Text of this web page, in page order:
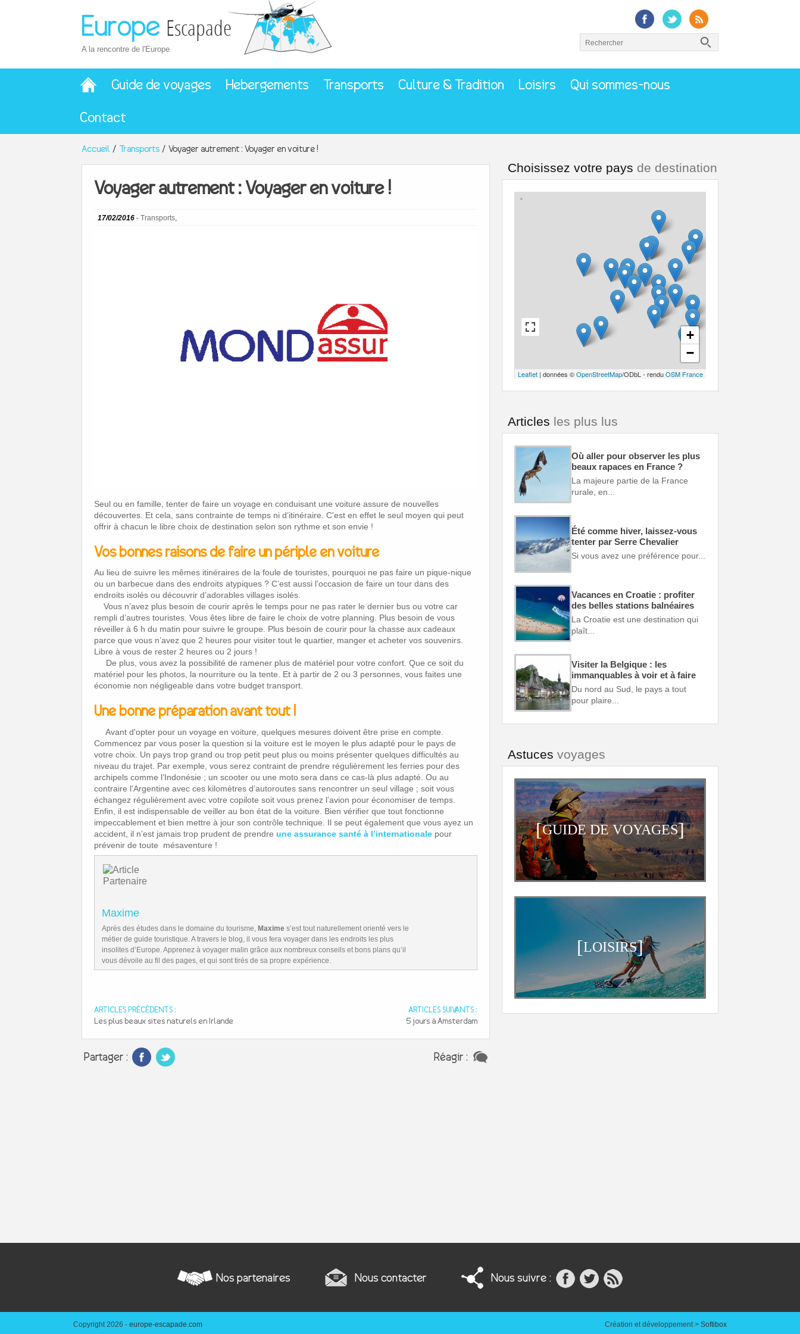
Europe Escapade
A la rencontre de l'Europe
Guide de voyages Hebergements Transports Culture & Tradition Loisirs Qui sommes-nous
Contact
Accueil Transports Voyager autrement : Voyager en voiture !
Voyager autrement : Voyager en voiture !
17/02/2016 - Transports
Seul ou en famille, tenter de faire un voyage en conduisant une voiture assure de nouvelles
découvertes. Et cela, sans contrainte de temps ni d’itinéraire. C'est en effet le seul moyen qui peut
offrir à chacun le libre choix de destination selon son rythme et son envie !
Vos bonnes raisons de faire un périple en voiture
Au lieu de suivre les mêmes itinéraires de la foule de touristes, pourquoi ne pas faire un pique-nique
ou un barbecue dans des endroits atypiques ? C’est aussi l’occasion de faire un tour dans des
endroits isolés ou découvrir d’adorables villages isolés.
Vous n’avez plus besoin de courir après le temps pour ne pas rater le dernier bus ou votre car
rempli d’autres touristes. Vous êtes libre de faire le choix de votre planning. Plus besoin de vous
réveiller à 6 h du matin pour suivre le groupe. Plus besoin de courir pour la chasse aux cadeaux
parce que vous n’avez que 2 heures pour visiter tout le quartier, manger et acheter vos souvenirs.
Libre à vous de rester 2 heures ou 2 jours !
De plus, vous avez la possibilité de ramener plus de matériel pour votre confort. Que ce soit du
matériel pour les photos, la nourriture ou la tente. Et à partir de 2 ou 3 personnes, vous faites une
économie non négligeable dans votre budget transport.
Une bonne préparation avant tout !
Avant d'opter pour un voyage en voiture, quelques mesures doivent être prise en compte.
Commencez par vous poser la question si la voiture est le moyen le plus adapté pour le pays de
votre choix. Un pays trop grand ou trop petit peut plus ou moins présenter quelques difficultés au
niveau du trajet. Par exemple, vous serez contraint de prendre régulièrement les ferries pour des
archipels comme l’Indonésie ; un scooter ou une moto sera dans ce cas-là plus adapté. Ou au
contraire l’Argentine avec ces kilomètres d’autoroutes sans rencontrer un seul village ; soit vous
échangez régulièrement avec votre copilote soit vous prenez l’avion pour économiser de temps.
Enfin, il est indispensable de veiller au bon état de la voiture. Bien vérifier que tout fonctionne
impeccablement et bien mettre à jour son contrôle technique. Il se peut également que vous ayez un
accident, il n’est jamais trop prudent de prendre une assurance santé à l’internationale pour
prévenir de toute mésaventure !
Maxime
Après des études dans le domaine du tourisme, Maxime s’est tout naturellement orienté vers le
métier de guide touristique. A travers le blog, il vous fera voyager dans les endroits les plus
insolites d’Europe. Apprenez à voyager malin grâce aux nombreux conseils et bons plans qu’il
vous dévoile au fil des pages, et qui sont tirés de sa propre expérience.
ARTICLES PRÉCÉDENTS :
Les plus beaux sites naturels en Irlande
ARTICLES SUIVANTS :
5 jours à Amsterdam
Partager : Réagir :
Choisissez votre pays de destination
+
−
Leaflet | données ©OpenStreetMap/ODbL - renduOSM France
Articles les plus lus
Où aller pour observer les plus
beaux rapaces en France ?
La majeure partie de la France
rurale, en...
Été comme hiver, laissez-vous
tenter par Serre Chevalier
Si vous avez une préférence pour...
Vacances en Croatie : profiter
des belles stations balnéaires
La Croatie est une destination qui
plaît...
Visiter la Belgique : les
immanquables à voir et à faire
Du nord au Sud, le pays a tout
pour plaire...
Astuces voyages
[GUIDE DE VOYAGES]
[LOISIRS]
Nos partenaires Nous contacter Nous suivre :
Copyright 2026 - europe-escapade.com Création et développement > Softibox